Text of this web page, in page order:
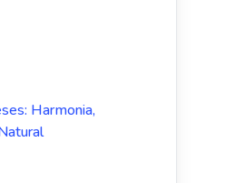
Harmonia,